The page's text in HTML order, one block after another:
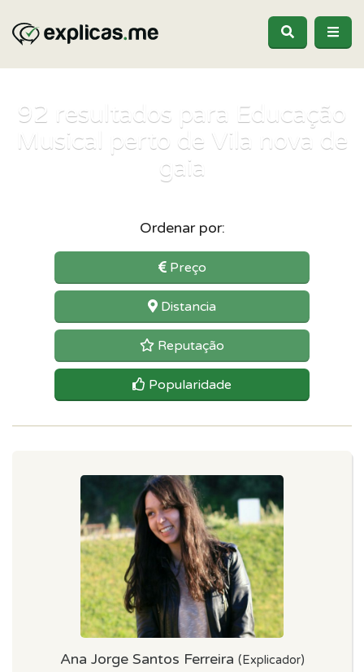
92 resultados para Educação
Musical perto de Vila nova de
gaia
Ordenar por:
Preço
Distancia
Reputação
Popularidade
Ana Jorge Santos Ferreira (Explicador)